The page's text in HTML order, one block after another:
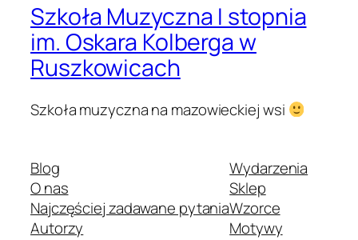
Szkoła Muzyczna I stopnia
im. Oskara Kolberga w
Ruszkowicach
Szkoła muzyczna na mazowieckiej wsi
Blog
O nas
Najczęściej zadawane pytania
Autorzy
Wydarzenia
Sklep
Wzorce
Motywy